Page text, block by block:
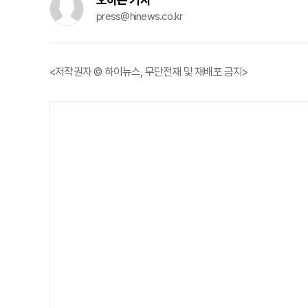
press@hinews.co.kr
<저작권자 © 하이뉴스, 무단전재 및 재배포 금지>